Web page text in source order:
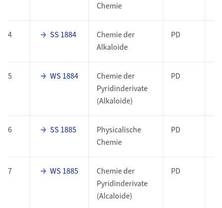
Chemie
4 SS 1884
Chemie der
Alkaloide
PD
5 WS 1884
Chemie der
Pyridinderivate
(Alkaloide)
PD
6 SS 1885
Physicalische
Chemie
PD
7 WS 1885
Chemie der
Pyridinderivate
(Alcaloide)
PD